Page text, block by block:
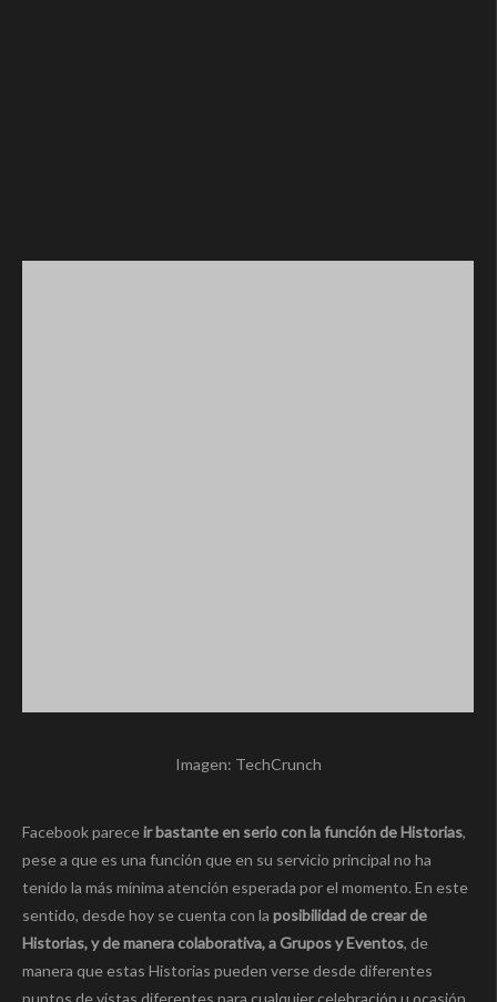
Imagen: TechCrunch
Facebook pareceir bastante en serio con la función de Historias,
pese a que es una función que en su servicio principal no ha
tenido la más mínima atención esperada por el momento. En este
sentido, desde hoy se cuenta con la posibilidad de crear de
Historias, y de manera colaborativa, a Grupos y Eventos, de
manera que estas Historias pueden verse desde diferentes